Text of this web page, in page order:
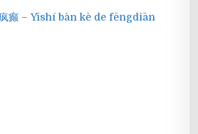
癫 – Yīshí bàn kè de fēngdiān